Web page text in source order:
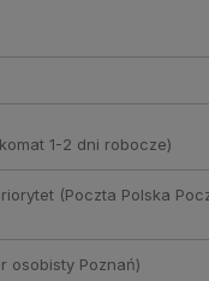
1-2 dni robocze)
(Poczta Polska
osobisty Poznań)